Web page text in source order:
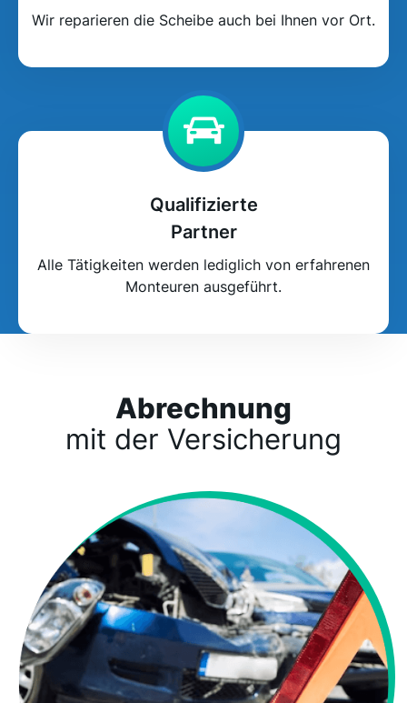
Wir reparieren die Scheibe auch bei Ihnen vor Ort.
Qualifizierte
Partner
Alle Tätigkeiten werden lediglich von erfahrenen
Monteuren ausgeführt.
Abrechnung
mit der Versicherung